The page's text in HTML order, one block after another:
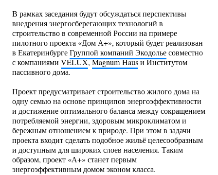
В рамках заседания будут обсуждаться перспективы
внедрения энергосберегающих технологий в
строительство в современной России на примере
пилотного проекта «Дом А+», который будет реализован
в ЕкатеринбургеГруппой компаний Экодольесовместно
с компаниями VELUX,Magnum Hausи Институтом
пассивного дома.
Проект предусматривает строительство жилого дома на
одну семью на основе принципов энергоэффективности
и достижение оптимального баланса между сокращением
потребляемой энергии, здоровым микроклиматом и
бережным отношением к природе. При этом в задачи
проекта входит сделать подобное жильё целесообразным
и доступным для широких слоев населения. Таким
образом, проект «А+» станет первым
энергоэффективным домом эконом класса.